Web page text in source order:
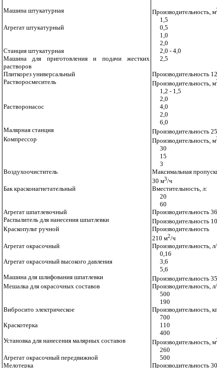
Машина штукатурная Производительность, м
1,5
Агрегат штукатурный
0,5
1,0
2,0
Станция штукатурная
2,0 - 4,0
Машина для приготовления и подачи жестких
растворов
2,5
Плиткорез универсальный
Производительность
Растворосмеситель
Производительность, м
1,2 - 1,5
2,0
Растворонасос
4,0
2,0
6,0
Малярная станция
Производительность
Компрессор
Производительность, м
30
15
3
Воздухоочиститель
Максимальная
30 м3/ч
Бак красконагнетательный
Вместительность, л:
20
60
Агрегат шпатлевочный
Производительность
Распылитель для нанесения шпатлевки Производительность
Краскопульт ручной
Производительность
210 м2/ч
Агрегат окрасочный
Производительность,
0,16
Агрегат окрасочный высокого давления
3,6
5,6
Машина для шлифования шпатлевки
Производительность
Мешалка для окрасочных составов
Производительность,
500
190
Вибросито электрическое
Производительность,
700
Краскотерка
110
400
Установка для нанесения малярных составов
Производительность, м
260
Агрегат окрасочный передвижной
500
Мелотерка
Производительность